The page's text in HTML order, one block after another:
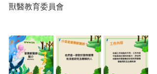
獸醫教育委員會